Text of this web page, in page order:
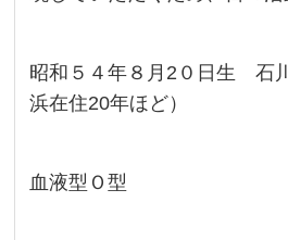
昭和５４年８月2０日生 石
浜在住20年ほど）
血液型Ｏ型